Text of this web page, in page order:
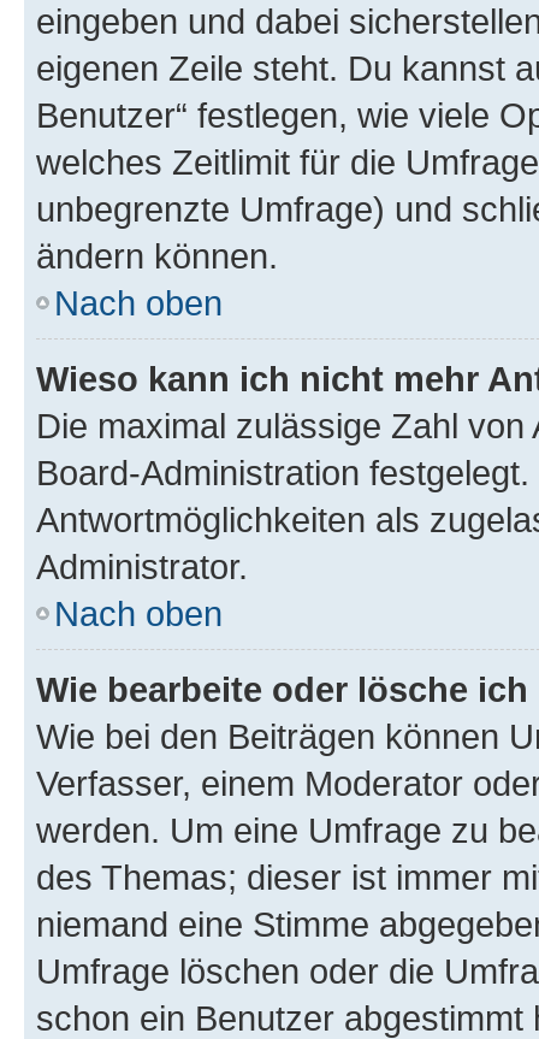
eingeben und dabei
eigenen Zeile steht. Du kannst
Benutzer“ festlegen, wie viele
welches Zeitlimit für die
unbegrenzte Umfrage) und
ändern können.
Nach oben
Wieso kann ich nicht mehr
Die maximal zulässige Zahl
Board-Administration
Antwortmöglichkeiten als
Administrator.
Nach oben
Wie bearbeite oder lösche
Wie bei den Beiträgen können
Verfasser, einem Moderator
werden. Um eine Umfrage zu
des Themas; dieser ist immer
niemand eine Stimme
Umfrage löschen oder die
schon ein Benutzer